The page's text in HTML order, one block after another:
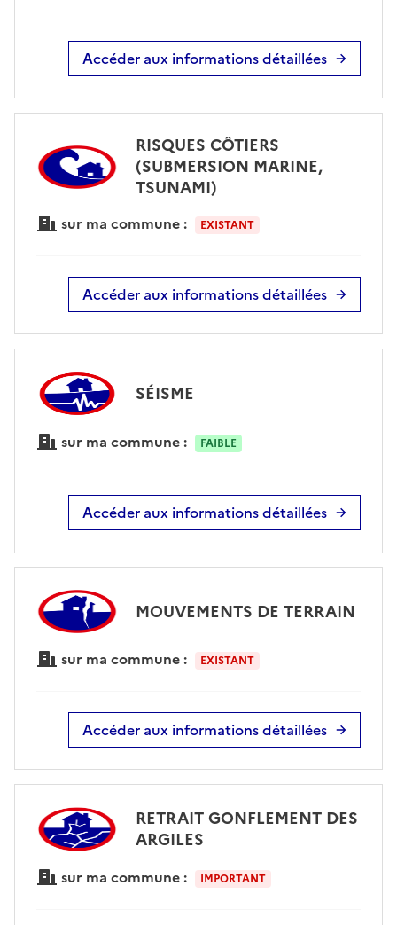
Accéder aux informations détaillées
RISQUES CÔTIERS
(SUBMERSION MARINE,
TSUNAMI)
sur ma commune : EXISTANT
Accéder aux informations détaillées
SÉISME
sur ma commune : FAIBLE
Accéder aux informations détaillées
MOUVEMENTS DE TERRAIN
sur ma commune : EXISTANT
Accéder aux informations détaillées
RETRAIT GONFLEMENT DES
ARGILES
sur ma commune : IMPORTANT